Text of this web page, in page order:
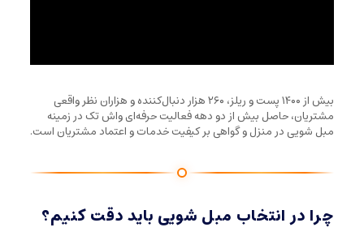
بیش از ۱۴۰۰ پست و ریلز، ۲۶۰ هزار دنبال‌کننده و هزاران نظر واقعی
مشتریان، حاصل بیش از دو دهه فعالیت حرفه‌ای واش تک در زمینه
مبل شویی در منزل و گواهی بر کیفیت خدمات و اعتماد مشتریان است.
چرا در انتخاب مبل شویی باید دقت کنیم؟